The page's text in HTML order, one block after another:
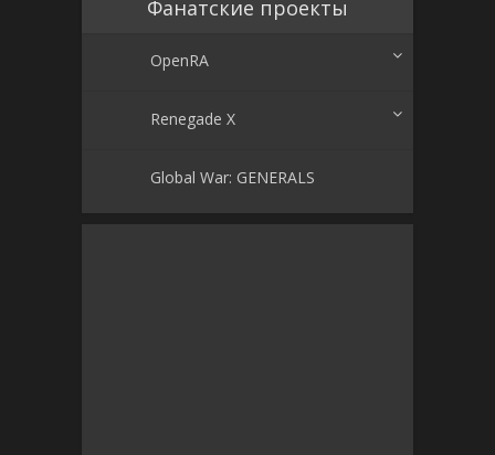
Фанатские проекты
OpenRA
Renegade X
Global War: GENERALS